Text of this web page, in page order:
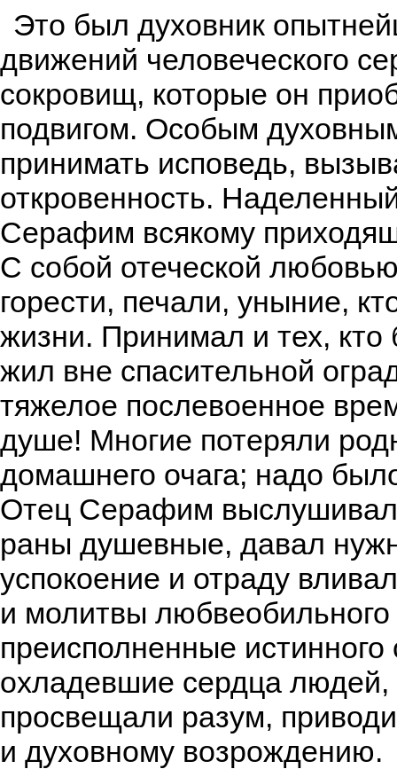
Это был духовник
движений человеческого
сокровищ, которые он
подвигом. Особым
принимать исповедь,
откровенность.
Серафим всякому
С собой отеческой
горести, печали, уныние,
жизни. Принимал и тех,
жил вне спасительной
тяжелое послевоенное
душе! Многие потеряли
домашнего очага; надо
Отец Серафим выслушивал
раны душевные, давал
успокоение и отраду
и молитвы
преисполненные
охладевшие сердца
просвещали разум,
и духовному возрождению.